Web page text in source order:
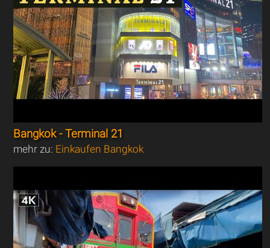
Bangkok - Terminal 21
mehr zu: Einkaufen Bangkok